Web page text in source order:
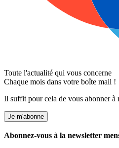
Toute l'actualité qui vous concerne
Chaque mois dans votre boîte mail !
Il suffit pour cela de vous abonner à
Je m'abonne
Abonnez-vous à la newsletter